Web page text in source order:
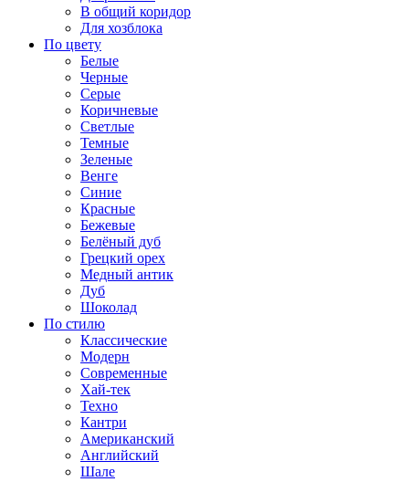
В общий коридор
Для хозблока
По цвету
Белые
Черные
Серые
Коричневые
Светлые
Темные
Зеленые
Венге
Синие
Красные
Бежевые
Белёный дуб
Грецкий орех
Медный антик
Дуб
Шоколад
По стилю
Классические
Модерн
Современные
Хай-тек
Техно
Кантри
Американский
Английский
Шале